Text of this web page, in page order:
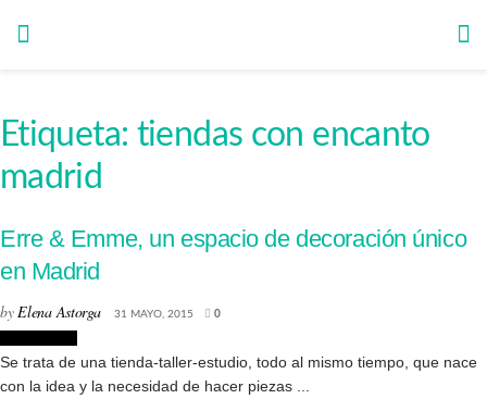
Etiqueta: tiendas con encanto
madrid
Erre & Emme, un espacio de decoración único
en Madrid
byElena Astorga 31 MAYO, 2015 0
Se trata de una tienda-taller-estudio, todo al mismo tiempo, que nace
con la idea y la necesidad de hacer piezas ...